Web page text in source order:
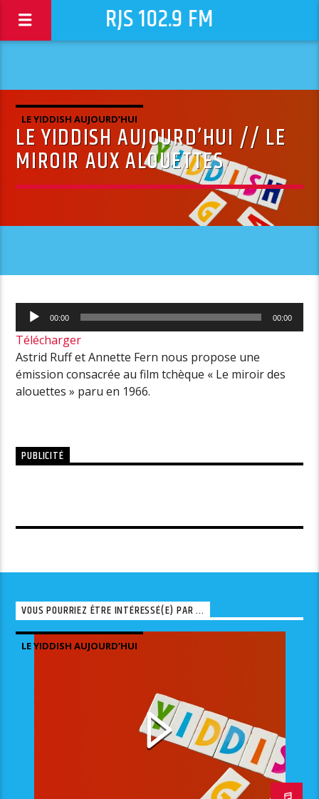
RJS 102.9 FM
LE YIDDISH AUJOURD’HUI
LE YIDDISH AUJOURD’HUI // LE
MIROIR AUX ALOUETTES
Lecteur
audio
00:00 00:00
Télécharger
Astrid Ruff et Annette Fern nous propose une
émission consacrée au film tchèque « Le miroir des
alouettes » paru en 1966.
PUBLICITÉ
VOUS POURRIEZ ÊTRE INTÉRESSÉ(E) PAR ...
LE YIDDISH AUJOURD’HUI